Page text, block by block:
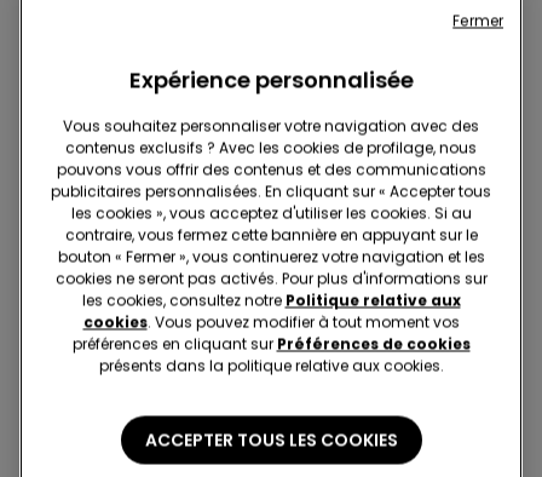
Bas de Bikini Taille Haute
1 Couleur
Bas de Bikini Taille Haute
Expérience personnalisée
Vous souhaitez personnaliser votre navigation avec des
contenus exclusifs ? Avec les cookies de profilage, nous
pouvons vous offrir des contenus et des communications
publicitaires personnalisées. En cliquant sur « Accepter tous
les cookies », vous acceptez d'utiliser les cookies. Si au
contraire, vous fermez cette bannière en appuyant sur le
bouton « Fermer », vous continuerez votre navigation et les
cookies ne seront pas activés. Pour plus d'informations sur
les cookies, consultez notre Politique relative aux
cookies. Vous pouvez modifier à tout moment vos
préférences en cliquant sur Préférences de cookies
présents dans la politique relative aux cookies.
ACCEPTER TOUS LES COOKIES
Fermer